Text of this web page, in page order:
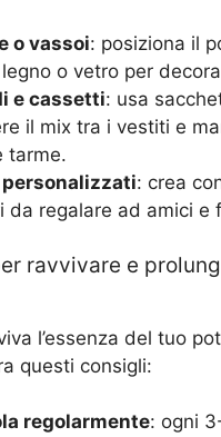
o vassoi: posiziona il
o vetro per
e cassetti: usa
il mix tra i vestiti e
tarme.
personalizzati: crea
da regalare ad amici e
ravvivare e
l’essenza del tuo
questi consigli:
regolarmente: ogni